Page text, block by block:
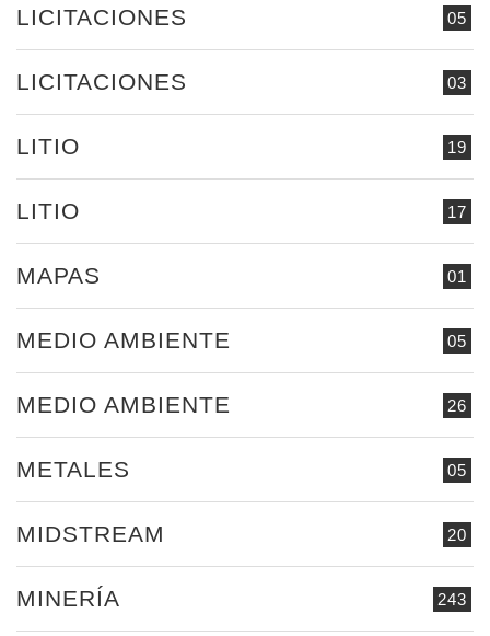
05
LICITACIONES
03
LICITACIONES
19
LITIO
17
LITIO
01
MAPAS
05
MEDIO AMBIENTE
26
MEDIO AMBIENTE
05
METALES
20
MIDSTREAM
243
MINERÍA